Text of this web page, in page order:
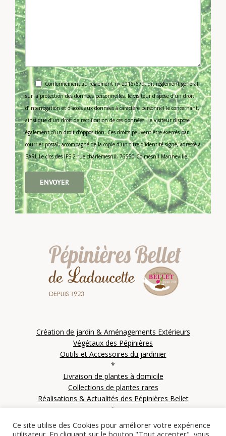
Conformément au règlement nᵒ 2016/679, dit règlement général
sur la protection des données personnelles, le visiteur dispose d’un droit
d’interrogation et d’accès aux données à caractère personnel le concernant,
ainsi que d’un droit de rectification de ces données. Le visiteur dispose
également d’un droit d’opposition. Ces droits peuvent être exercés par
courrier postal, accompagné de la copie d’un titre d’identité signé, adressé à
SARL Le clos des IFS 2 rue charlemesnil, 76550 Colmesnil Manneville.
Création de jardin & Aménagements Extérieurs
Végétaux des Pépinières
Outils et Accessoires du jardinier
*
Livraison de plantes à domicile
Collections de plantes rares
Réalisations & Actualités des Pépinières Bellet
*
Contactez les Pépinières Bellet
Ce site utilise des Cookies pour améliorer votre expérience
utilisateur. En cliquant sur le bouton "Tout accepter", vous